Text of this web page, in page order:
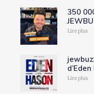
350
Lire plus
Lire plus